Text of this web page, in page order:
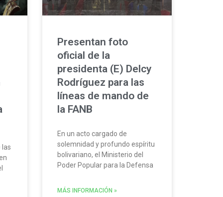
las
Presentan foto
oficial de la
presidenta (E) Delcy
Rodríguez para las
líneas de mando de
la FANB
En un acto cargado de
solemnidad y profundo espíritu
bolivariano, el Ministerio del
Poder Popular para la Defensa
MÁS INFORMACIÓN »